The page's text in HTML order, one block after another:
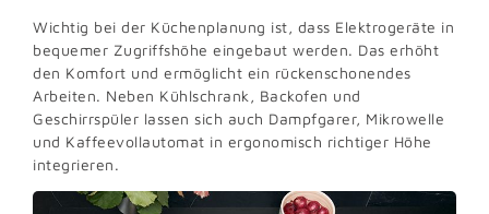
Wichtig bei der Küchenplanung ist, dass Elektrogeräte in
bequemer Zugriffshöhe eingebaut werden. Das erhöht
den Komfort und ermöglicht ein rücken­schonendes
Arbeiten. Neben Kühlschrank, Backofen und
Geschirrspüler lassen sich auch Dampfgarer, Mikrowelle
und Kaffeevollautomat in ergonomisch richtiger Höhe
integrieren.